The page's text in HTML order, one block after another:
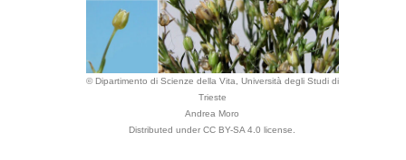
© Dipartimento di Scienze della Vita, Università degli Studi di
Trieste
Andrea Moro
Distributed under CC BY-SA 4.0 license.